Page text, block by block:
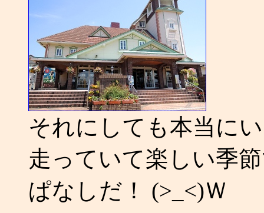
それにしても本当に
走っていて楽しい季
ぱなしだ！ (>_<)Ｗ